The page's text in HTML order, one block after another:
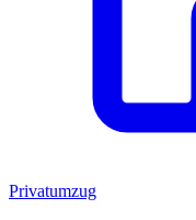
Privatumzug